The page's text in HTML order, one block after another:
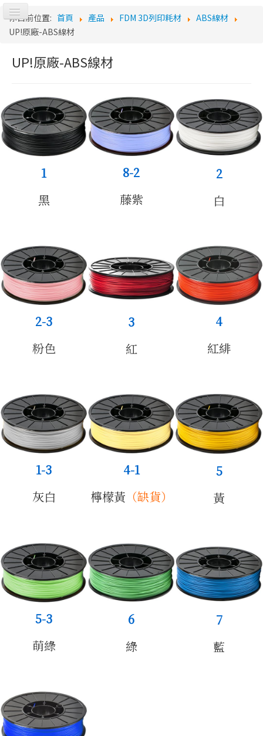
切
換
導
Logo
首頁
公司簡
介
產品
你目前位置: 首頁 產品 FDM 3D列印耗材
ABS線材
UP!原廠-ABS線材
UP!原廠-ABS線材
1
黑
8-2
藤紫
2
白
2-3
粉色
3
紅
4
紅緋
1-3
灰白
4-1
檸檬黃 （缺貨）
5
黃
5-3
萌綠
6
綠
7
藍